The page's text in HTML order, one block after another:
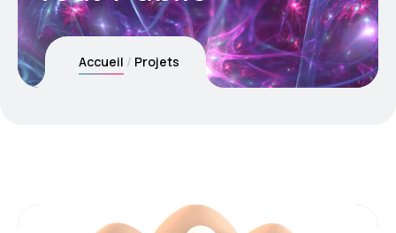
Accueil Projets